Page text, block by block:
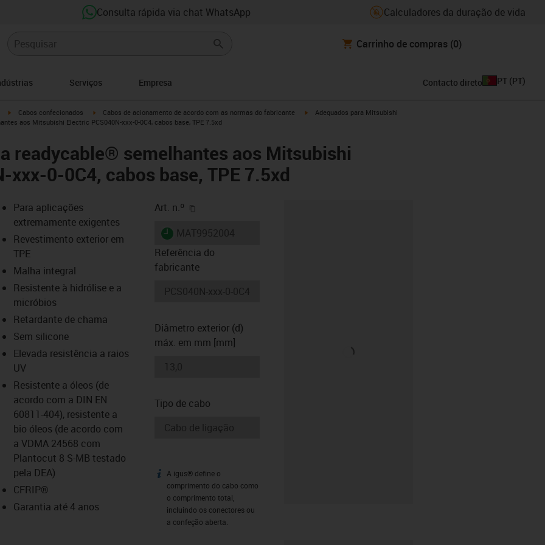
Consulta rápida via chat WhatsApp Calculadores da duração de vida
Carrinho de compras (0)
Serviços Empresa Contacto direto PT (PT)
igus-icon-arrow-right
Cabos confecionados igus-icon-arrow-right
Cabos de acionamento de acordo com as normas do fabricante igus-icon-arrow-right
Adequados para Mitsubishi
aos Mitsubishi Electric PCS040N-xxx-0-0C4, cabos base, TPE 7.5xd
readycable® semelhantes aos Mitsubishi
xxx-0-0C4, cabos base, TPE 7.5xd
icon-lupe
icon-lupe
Para aplicações
extremamente exigentes
Revestimento exterior em
TPE
Malha integral
Resistente à hidrólise e a
micróbios
Retardante de chama
Sem silicone
Elevada resistência a raios
UV
Resistente a óleos (de
acordo com a DIN EN
60811-404), resistente a
bio óleos (de acordo com
a VDMA 24568 com
Plantocut 8 S-MB testado
pela DEA)
CFRIP®
Garantia até 4 anos
Art. n.º
igus-icon-lieferzeit
Referência do
fabricante
Diâmetro exterior (d)
máx. em mm [mm]
Tipo de cabo
igus-icon-info
A igus® define o
comprimento do cabo como
o comprimento total,
incluindo os conectores ou
a confeção aberta.